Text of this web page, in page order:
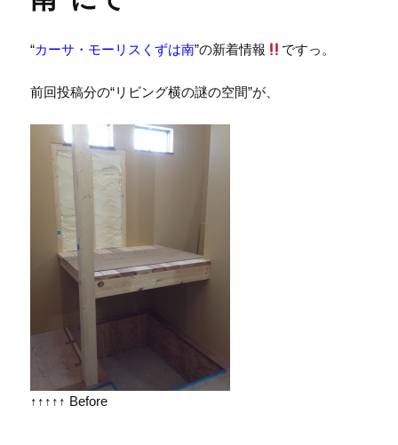
“カーサ・モーリスくずは南”の新着情報 ですっ。
前回投稿分の“リビング横の謎の空間”が、
↑↑↑↑↑ Before